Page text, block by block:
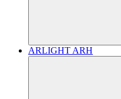
ARLIGHT ARH